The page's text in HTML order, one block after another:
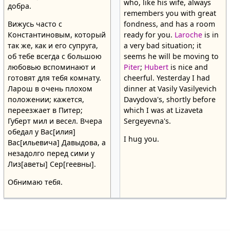
добра.
Вижусь часто с
Константиновым, который
так же, как и его супруга,
об тебе всегда с большою
любовью вспоминают и
готовят для тебя комнату.
Ларош в очень плохом
положении; кажется,
переезжает в Питер;
Губерт мил и весел. Вчера
обедал у Вас[илия]
Вас[ильевича] Давыдова, а
незадолго перед сими у
Лиз[аветы] Сер[геевны].
Обнимаю тебя.
who, like his wife, always
remembers you with great
fondness, and has a room
ready for you. Larocheis in
a very bad situation; it
seems he will be moving to
Piter; Hubertis nice and
cheerful. Yesterday I had
dinner at Vasily Vasilyevich
Davydova's, shortly before
which I was at Lizaveta
Sergeyevna's.
I hug you.